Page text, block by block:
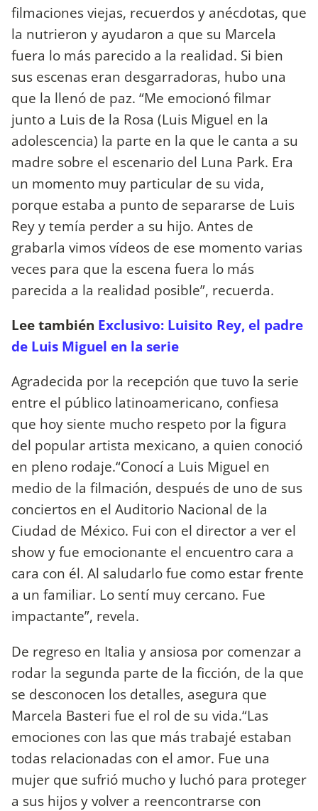
filmaciones viejas, recuerdos y anécdotas, que
la nutrieron y ayudaron a que su Marcela
fuera lo más parecido a la realidad. Si bien
sus escenas eran desgarradoras, hubo una
que la llenó de paz. “Me emocionó filmar
junto a Luis de la Rosa (Luis Miguel en la
adolescencia) la parte en la que le canta a su
madre sobre el escenario del Luna Park. Era
un momento muy particular de su vida,
porque estaba a punto de separarse de Luis
Rey y temía perder a su hijo. Antes de
grabarla vimos vídeos de ese momento varias
veces para que la escena fuera lo más
parecida a la realidad posible”, recuerda.
Lee también Exclusivo: Luisito Rey, el padre
de Luis Miguel en la serie
Agradecida por la recepción que tuvo la serie
entre el público latinoamericano, confiesa
que hoy siente mucho respeto por la figura
del popular artista mexicano, a quien conoció
en pleno rodaje.“Conocí a Luis Miguel en
medio de la filmación, después de uno de sus
conciertos en el Auditorio Nacional de la
Ciudad de México. Fui con el director a ver el
show y fue emocionante el encuentro cara a
cara con él. Al saludarlo fue como estar frente
a un familiar. Lo sentí muy cercano. Fue
impactante”, revela.
De regreso en Italia y ansiosa por comenzar a
rodar la segunda parte de la ficción, de la que
se desconocen los detalles, asegura que
Marcela Basteri fue el rol de su vida.“Las
emociones con las que más trabajé estaban
todas relacionadas con el amor. Fue una
mujer que sufrió mucho y luchó para proteger
a sus hijos y volver a reencontrarse con